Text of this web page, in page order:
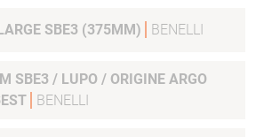
SBE3 (375MM) BENELLI
SBE3 / LUPO / ORIGINE ARGO
BENELLI